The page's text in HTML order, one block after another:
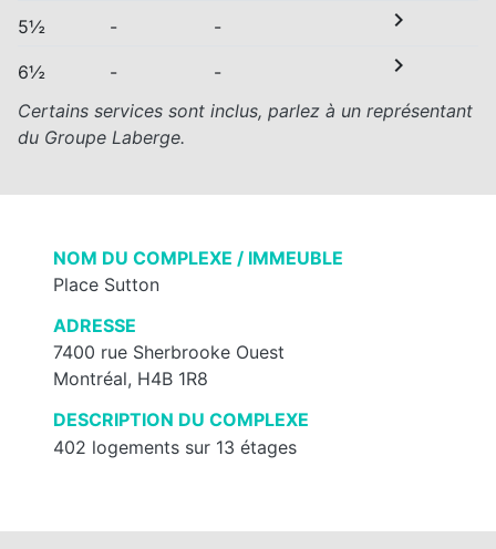
5½ - - chevron_right
6½ - - chevron_right
Certains services sont inclus, parlez à un représentant
du Groupe Laberge.
NOM DU COMPLEXE / IMMEUBLE
Place Sutton
ADRESSE
7400 rue Sherbrooke Ouest
Montréal, H4B 1R8
DESCRIPTION DU COMPLEXE
402 logements sur 13 étages